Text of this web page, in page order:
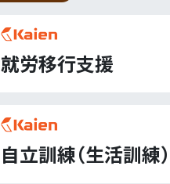
就労移行支援
自立訓練（生活訓練）